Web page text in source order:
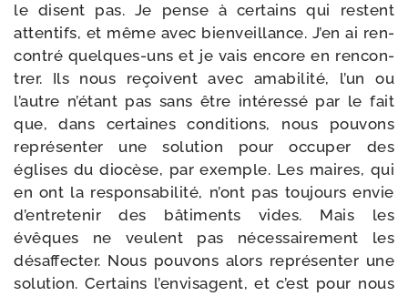
le disent pas. Je pense à cer­tains qui res­tent
atten­tifs, et même avec bien­veillance. J’en ai ren­
con­tré quelques-​uns et je vais encore en ren­con­
trer. Ils nous reçoivent avec ama­bi­li­té, l’un ou
l’autre n’étant pas sans être inté­res­sé par le fait
que, dans cer­taines condi­tions, nous pou­vons
repré­sen­ter une solu­tion pour occu­per des
églises du dio­cèse, par exemple. Les maires, qui
en ont la res­pon­sa­bi­li­té, n’ont pas tou­jours envie
d’entretenir des bâti­ments vides. Mais les
évêques ne veulent pas néces­sai­re­ment les
désaf­fec­ter. Nous pou­vons alors repré­sen­ter une
solu­tion. Certains l’envisagent, et c’est pour nous